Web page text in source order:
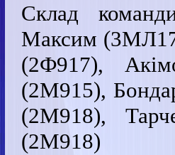
Склад
Максим
(2Ф917),
(2М915),
(2М918),
(2М918)